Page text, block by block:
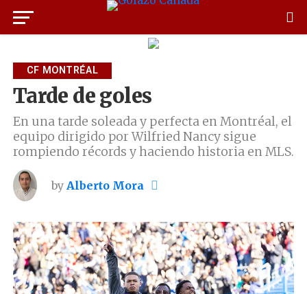
CF MONTRÉAL
Tarde de goles
En una tarde soleada y perfecta en Montréal, el
equipo dirigido por Wilfried Nancy sigue
rompiendo récords y haciendo historia en MLS.
by Alberto Mora